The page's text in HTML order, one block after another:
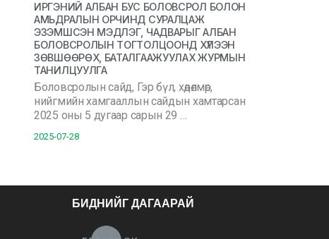
ИРГЭНИЙ АЛБАН БУС БОЛОВСРОЛ БОЛОН
АМЬДРАЛЫН ОРЧИНД СУРАЛЦАЖ
ЭЗЭМШСЭН МЭДЛЭГ, ЧАДВАРЫГ АЛБАН
БОЛОВСРОЛЫН ТОГТОЛЦООНД ХҮЛЭЭН
ЗӨВШӨӨРӨХ, БАТАЛГААЖУУЛАХ ЖУРМЫН
ТАНИЛЦУУЛГА
Боловсролын сайд, Гэр бүл, хөдөлмөр,
нийгмийн хамгааллын сайдын хамтарсан
2025 оны 5 дугаар сарын 29 …
2025-07-28
БИДНИЙГ ДАГААРАЙ